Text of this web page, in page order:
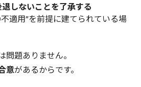
しないことを了承する
適用”を前提に建てられている場
問題ありません。
意があるからです。